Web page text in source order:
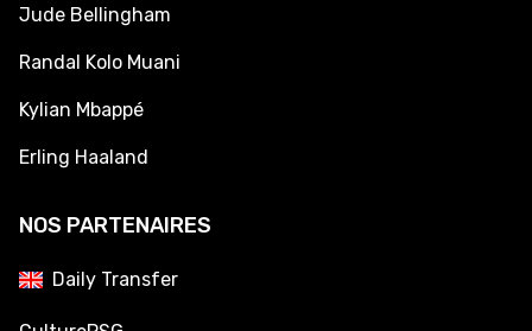
Jude Bellingham
Randal Kolo Muani
Kylian Mbappé
Erling Haaland
NOS PARTENAIRES
Daily Transfer